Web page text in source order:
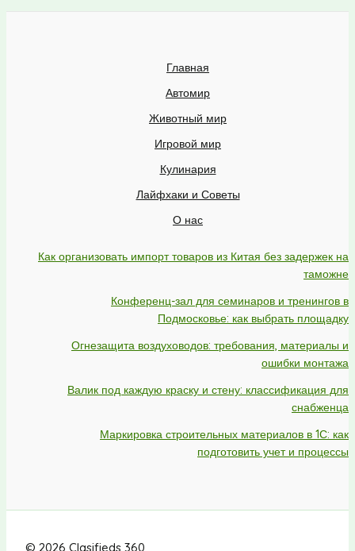
Главная
Автомир
Животный мир
Игровой мир
Кулинария
Лайфхаки и Советы
О нас
Как организовать импорт товаров из Китая без задержек на
таможне
Конференц-зал для семинаров и тренингов в
Подмосковье: как выбрать площадку
Огнезащита воздуховодов: требования, материалы и
ошибки монтажа
Валик под каждую краску и стену: классификация для
снабженца
Маркировка строительных материалов в 1С: как
подготовить учет и процессы
© 2026 Clasifieds 360